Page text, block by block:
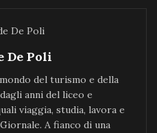
De Poli
del turismo e della
anni del liceo e
viaggia, studia, lavora e
A fianco di una